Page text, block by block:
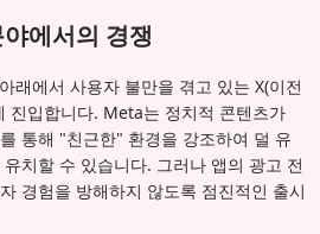
에서의 경쟁
래에서 사용자 불만을 겪고 있는 X(이전
진입합니다. Meta는 정치적 콘텐츠가
통해 "친근한" 환경을 강조하여 덜 유
치할 수 있습니다. 그러나 앱의 광고 전
경험을 방해하지 않도록 점진적인 출시